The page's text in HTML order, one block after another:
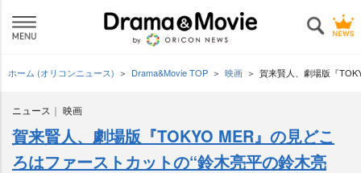
ホーム (オリコンニュース) Drama&Movie TOP 映画 賀来賢人、劇場版『
ニュース 映画
賀来賢人、劇場版『TOKYO MER』の見どこ
ろはファーストカットの“鈴木亮平の鈴木亮